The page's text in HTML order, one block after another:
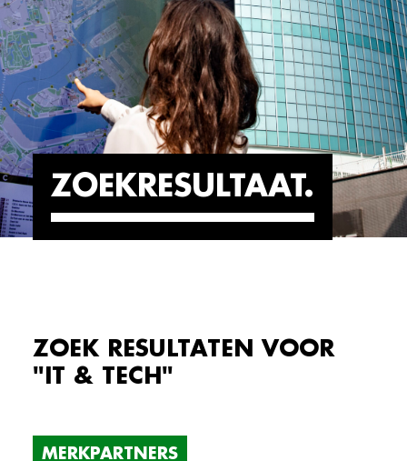
ZOEKRESULTAAT
ZOEK RESULTATEN VOOR
"IT & TECH"
MERKPARTNERS